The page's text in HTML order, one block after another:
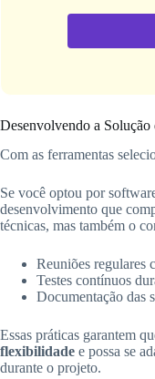
Desenvolvendo a
Com as ferramentas
Se você optou por
desenvolvimento que
técnicas, mas também o
Reuniões regulares
Testes contínuos
Documentação das
Essas práticas garantem
flexibilidade e possa se
durante o projeto.